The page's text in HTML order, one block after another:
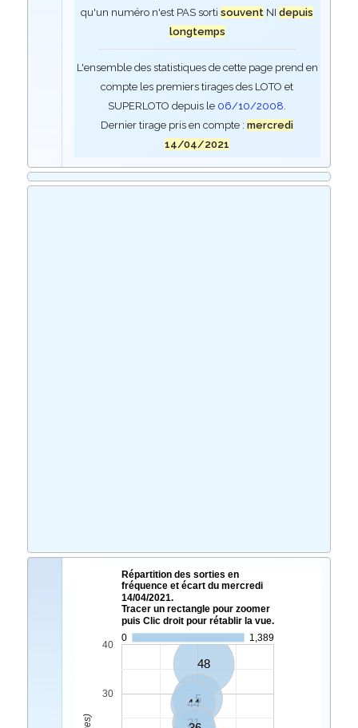
qu'un numéro n'est PAS sortisouvent NIdepuis
longtemps
L'ensemble des statistiques de cette page prend en
compte les premiers tirages des LOTO et
SUPERLOTO depuis le 06/10/2008.
Dernier tirage pris en compte :mercredi
14/04/2021
Répartition des sorties en
fréquence et écart du mercredi
14/04/2021.
Tracer un rectangle pour zoomer
puis Clic droit pour rétablir la vue.
0
1,389
48
5
44
31
30
40